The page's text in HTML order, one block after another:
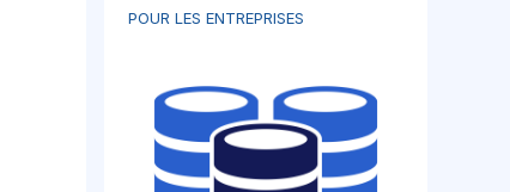
POUR LES ENTREPRISES